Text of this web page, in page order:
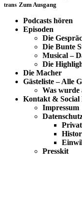
trans Zum Ausgang
Podcasts hören
Episoden
Die
Die Bunte
Musical –
Die
Die Macher
Gästeliste – Alle
Was wurde
Kontakt & Social
Impressum
Presskit